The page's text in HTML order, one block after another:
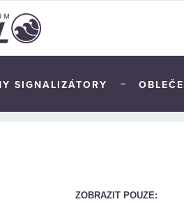
SIGNALIZÁTORY -
ZOBRAZIT POUZE: